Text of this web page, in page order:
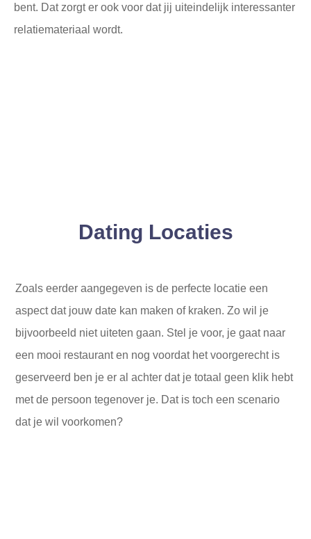
bent. Dat zorgt er ook voor dat jij uiteindelijk interessanter
relatiemateriaal wordt.
Dating Locaties
Zoals eerder aangegeven is de perfecte locatie een
aspect dat jouw date kan maken of kraken. Zo wil je
bijvoorbeeld niet uiteten gaan. Stel je voor, je gaat naar
een mooi restaurant en nog voordat het voorgerecht is
geserveerd ben je er al achter dat je totaal geen klik hebt
met de persoon tegenover je. Dat is toch een scenario
dat je wil voorkomen?